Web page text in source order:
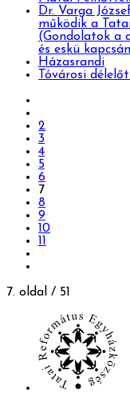
Dr. Varga
működik a
(Gondolatok a
és eskü
Házasrandi
Tóvárosi
2
3
4
5
6
7
8
9
10
11
7. oldal / 51